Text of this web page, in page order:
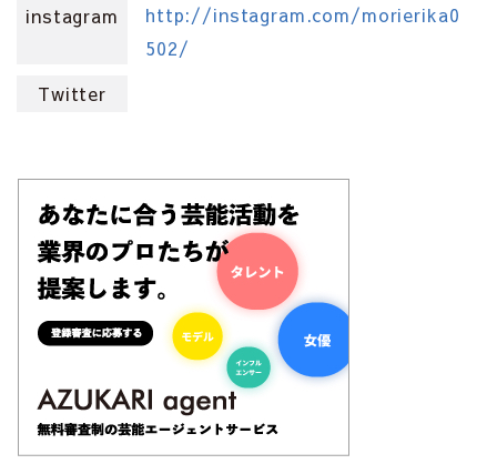
instagram
http://instagram.com/morierika0
502/
Twitter